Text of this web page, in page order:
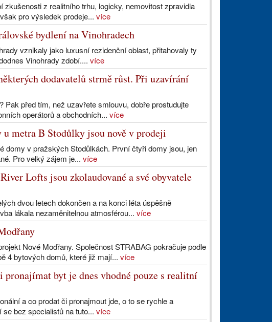
z realitního trhu, logicky, nemovitost zpravidla
pro výsledek prodeje... více
bydlení na Vinohradech
vznikaly jako luxusní rezidenční oblast, přitahovaly ty
Vinohrady zdobí.... více
dodavatelů strmě růst. Při uzavírání
Pak před tím, než uzavřete smlouvu, dobře prostudujte
operátorů a obchodních... více
metra B Stodůlky jsou nově v prodeji
domy v pražských Stodůlkách. První čtyři domy jsou, jen
Pro velký zájem je... více
Lofts jsou zkolaudované a své obyvatele
dvou letech dokončen a na konci léta úspěšně
lákala nezaměnitelnou atmosférou... více
Nové Modřany. Společnost STRABAG pokračuje podle
4 bytových domů, které již mají... více
byt je dnes vhodné pouze s realitní
a co prodat či pronajmout jde, o to se rychle a
bez specialistů na tuto... více